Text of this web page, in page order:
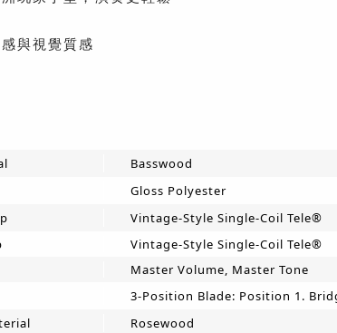
與視覺質感
Basswood
Gloss Polyester
Vintage-Style Single-Coil Tele®
Vintage-Style Single-Coil Tele®
Master Volume, Master Tone
3-Position Blade: Position 1.
Rosewood